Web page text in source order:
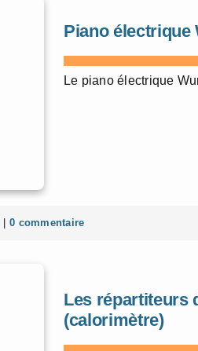
Piano électrique
Le piano électrique
0 commentaire
Les répartiteurs
(calorimètre)